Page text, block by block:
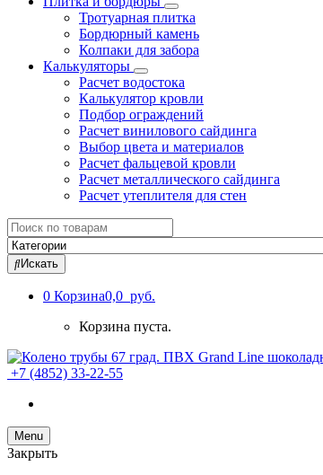
Тротуарная плитка
Бордюрный камень
Колпаки для забора
Калькуляторы
Расчет водостока
Калькулятор кровли
Подбор ограждений
Расчет винилового сайдинга
Выбор цвета и материалов
Расчет фальцевой кровли
Расчет металлического сайдинга
Расчет утеплителя для стен
Search
for:
Искать
0 Корзина0,0 руб.
Корзина пуста.
+7 (4852) 33-22-55
Menu
Закрыть